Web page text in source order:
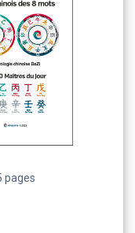
pages